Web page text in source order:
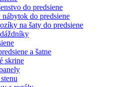
do predsiene
do predsiene
na šaty do predsiene
a šatne
skrine